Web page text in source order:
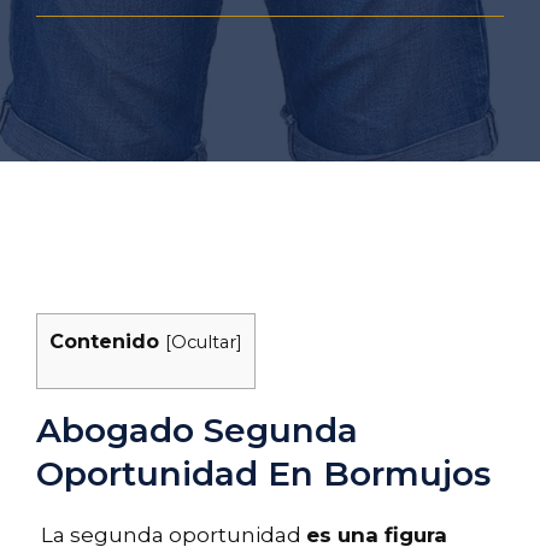
Contenido [Ocultar]
Abogado Segunda
Oportunidad En Bormujos
La segunda oportunidad es una figura